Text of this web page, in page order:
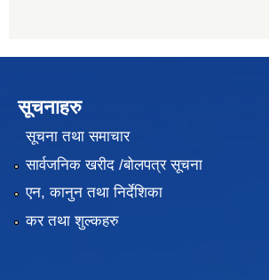
सूचनाहरु
सूचना तथा समाचार
सार्वजनिक खरीद /बोलपत्र सूचना
एन, कानुन तथा निर्देशिका
कर तथा शुल्कहरु